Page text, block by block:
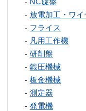
NC旋盤
放電加工・ワイ
フライス
凡用工作機
研削盤
鍛圧機械
板金機械
測定器
発電機